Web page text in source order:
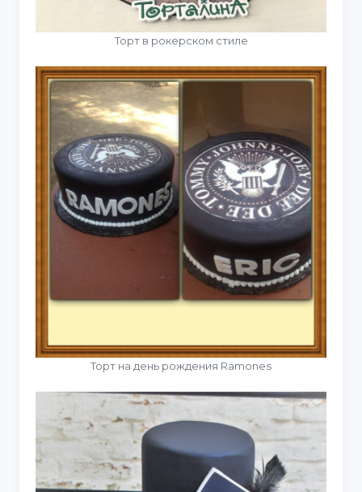
Торт в рокерском стиле
Торт на день рождения Ramones